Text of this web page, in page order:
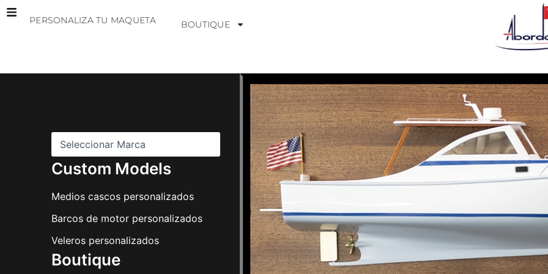
PERSONALIZA TU MAQUETA BOUTIQUE
Custom Models
Medios cascos personalizados
Barcos de motor personalizados
Veleros personalizados
Boutique